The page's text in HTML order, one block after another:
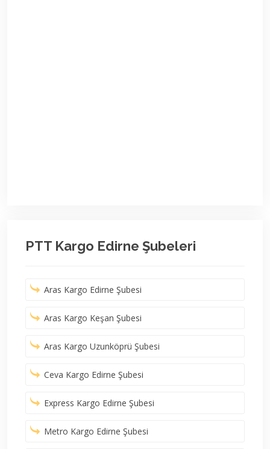
PTT Kargo Edirne Şubeleri
Aras Kargo Edirne Şubesi
Aras Kargo Keşan Şubesi
Aras Kargo Uzunköprü Şubesi
Ceva Kargo Edirne Şubesi
Express Kargo Edirne Şubesi
Metro Kargo Edirne Şubesi